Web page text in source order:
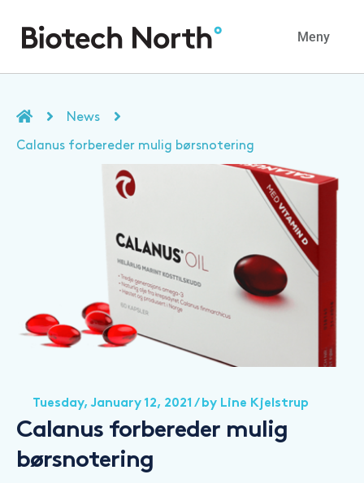
Meny
News
Calanus forbereder mulig børsnotering
Tuesday, January 12, 2021 / by Line Kjelstrup
Calanus forbereder mulig
børsnotering